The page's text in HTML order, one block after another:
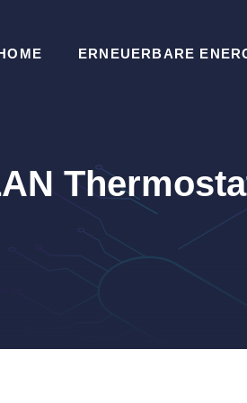
ERNEUERBARE